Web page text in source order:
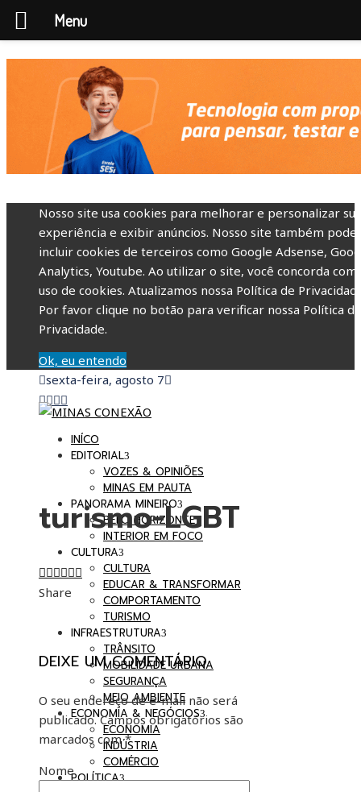
Nosso site usa cookies para melhorar e personalizar sua
experiência e exibir anúncios. Nosso site também pode
incluir cookies de terceiros como Google Adsense,
Analytics, Youtube. Ao utilizar o site, você concorda com
uso de cookies. Atualizamos nossa Política de
Por favor clique no botão para verificar nossa Política de
Privacidade.
Ok, eu entendo
sexta-feira, agosto 7
INÍCO
EDITORIAL
VOZES & OPINIÕES
MINAS EM PAUTA
PANORAMA MINEIRO
BELO HORIZONTE
INTERIOR EM FOCO
CULTURA
CULTURA
EDUCAR & TRANSFORMAR
COMPORTAMENTO
TURISMO
INFRAESTRUTURA
TRÂNSITO
MOBILIDADE URBANA
SEGURANÇA
MEIO AMBIENTE
ECONOMIA & NEGÓCIOS
ECONOMIA
INDÚSTRIA
COMÉRCIO
POLÍTICA
turismo-LGBT
Facebook
Twitter
LinkedIn
Pinterest
Stumbleupon
Email
Share
DEIXE UM COMENTÁRIO
O seu endereço de e-mail não será
publicado. Campos obrigatórios são
marcados com*
Nome
Menu